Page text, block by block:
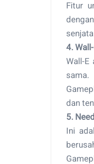
Fitur
4.
Wall-E
dan
5.
Ini